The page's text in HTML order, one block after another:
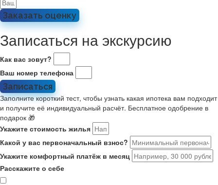
Заказать оценку
Записаться на экскурсию
Как вас зовут?
Ваш номер телефона
Записаться
Заполните короткий тест, чтобы узнать какая ипотека вам подходит
и получите её индивидуальный расчёт. Бесплатное одобрение в
подарок 🎁
Укажите стоимость жилья
Какой у вас первоначальный взнос?
Укажите комфортный платёж в месяц
Расскажите о себе